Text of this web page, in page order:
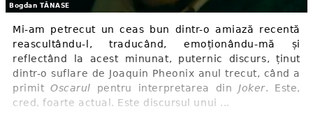
Bogdan TĂNASE
Mi-am petrecut un ceas bun dintr-o amiază recentă
reascultându-l, traducând, emoționându-mă și
reflectând la acest minunat, puternic discurs, ținut
dintr-o suflare de Joaquin Pheonix anul trecut, când a
primitOscarul pentru interpretarea dinJoker. Este,
cred, foarte actual. Este discursul unui ...